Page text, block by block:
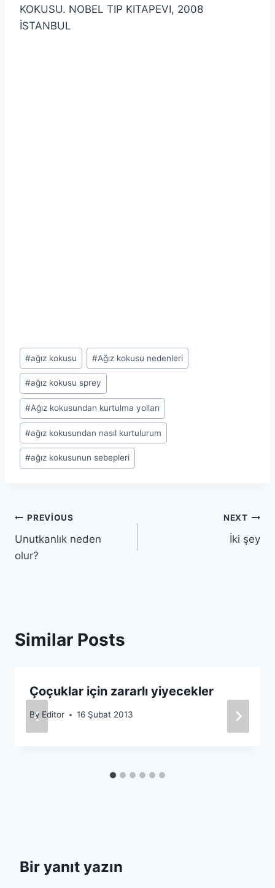
KOKUSU. NOBEL TIP KITAPEVI, 2008
İSTANBUL
Post
Tags:
#ağız kokusu #Ağız kokusu nedenleri
#ağız kokusu sprey
#Ağız kokusundan kurtulma yolları
#ağız kokusundan nasıl kurtulurum
#ağız kokusunun sebepleri
Yazı
gezinmesi
PREVIOUS
Unutkanlık neden
olur?
NEXT
İki şey
Similar Posts
Çoçuklar için zararlı yiyecekler
By Editor 16 Şubat 2013
Bir yanıt yazın